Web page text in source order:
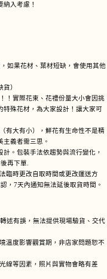
入考慮！
如果花材、葉材短缺，會使用其他
）
！實際花束、花禮份量大小會因挑
特殊花材，為大家設計！讓大家可
有大有小），鮮花有生命性不是精
義者需三思。
。包裝手法依趨勢與流行變化，
再下單.
臨時更改自取時間或更改運送方
，7天內通知無法延後取貨時間。
述有誤，無法提供現場驗貨、交代
溫度影響觀賞期，非店家問題恕不
線等因素，照片與實物會略有差